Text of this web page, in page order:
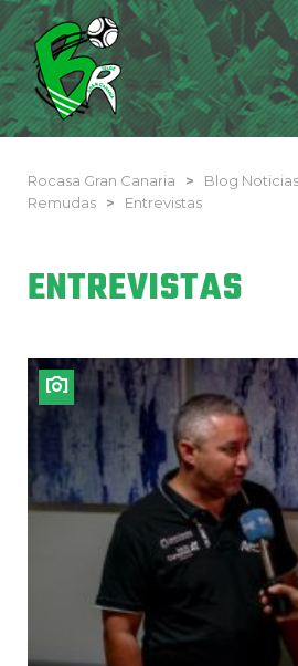
Rocasa Gran Canaria >
Blog
Remudas
> Entrevistas
ENTREVISTAS